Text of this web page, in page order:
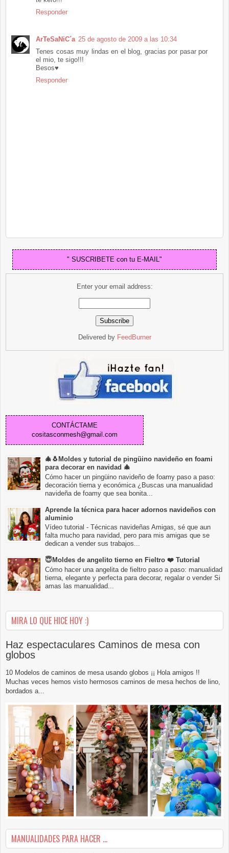
Responder
ArTeSaNiC´a 25 de agosto de 2009 a las 10:34
Tenes cosas muy lindas en el blog, gracias por pasar por
el mio, te sigo!!!
Besos♥
Responder
" SUSCRIBETE con tu E-MAIL"
Enter your email address:
Delivered by FeedBurner
CONTÁCTAME
cositasconmesh@gmail.com
🎄🐧Moldes y tutorial de pingüino navideño en foami
para decorar en navidad 🎄
Cómo hacer un pingüino navideño de foamy paso a paso:
decoración tierna y económica ¿Buscas una manualidad
navideña de foamy que sea bonita...
Aprende la técnica para hacer adornos navideños con
aluminio
Vídeo tutorial - Técnicas navideñas Amigas, sé que aun
falta mucho para navidad, pero para mis amigas que se
dedican a vender sus trabajos...
😇Moldes de angelito tierno en Fieltro ❤️ Tutorial
Cómo hacer una angelita de fieltro paso a paso: manualidad
tierna, elegante y perfecta para decorar, regalar o vender Si
amas las manualidad...
MIRA LO QUE HICE HOY :)
Haz espectaculares Caminos de mesa con
globos
10 Modelos de caminos de mesa usando globos ¡¡ Hola amigos !!
Muchas veces hemos visto hermosos caminos de mesa hechos de lino,
bordados a...
MANUALIDADES PARA HACER ...